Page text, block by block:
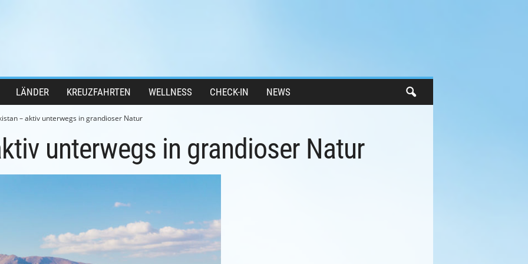
LÄNDER KREUZFAHRTEN WELLNESS CHECK-IN NEWS
– aktiv unterwegs in grandioser Natur
unterwegs in grandioser Natur